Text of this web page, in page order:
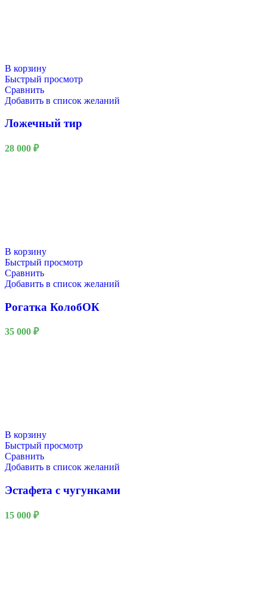
В корзину
Быстрый просмотр
Сравнить
Добавить в список желаний
Ложечный тир
28 000 ₽
В корзину
Быстрый просмотр
Сравнить
Добавить в список желаний
Рогатка КолобОК
35 000 ₽
В корзину
Быстрый просмотр
Сравнить
Добавить в список желаний
Эстафета с чугунками
15 000 ₽